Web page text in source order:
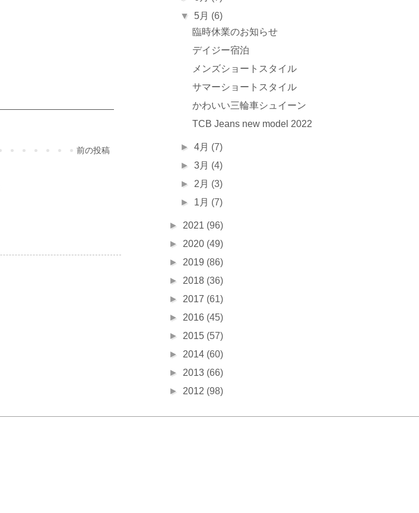
前の投稿
▼ 5月 (6)
臨時休業のお知らせ
デイジー宿泊
メンズショートスタイル
サマーショートスタイル
かわいい三輪車シュイーン
TCB Jeans new model 2022
►4月 (7)
►3月 (4)
► 2月 (3)
► 1月 (7)
► 2021 (96)
► 2020 (49)
► 2019 (86)
► 2018 (36)
► 2017 (61)
► 2016 (45)
► 2015 (57)
► 2014 (60)
► 2013 (66)
► 2012 (98)